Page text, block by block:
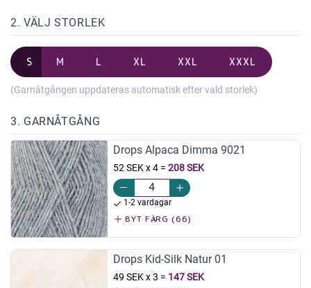
2. VÄLJ STORLEK
S M L XL XXL XXXL
(Garnåtgången uppdateras automatisk efter vald storlek)
3. GARNÅTGÅNG
Drops Alpaca Dimma 9021
52 SEK x 4= 208 SEK
1-2 vardagar
BYT FÄRG (66)
Drops Kid-Silk Natur 01
49 SEK x 3 = 147 SEK